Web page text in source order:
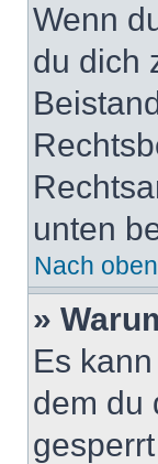
Wenn
du dich
unten
Nach oben
»
Es
dem du